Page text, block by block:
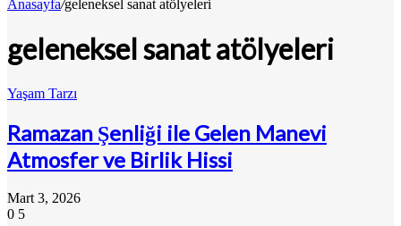
Anasayfa/geleneksel sanat atölyeleri
geleneksel sanat atölyeleri
Yaşam Tarzı
Ramazan Şenliği ile Gelen Manevi
Atmosfer ve Birlik Hissi
Mart 3, 2026
0 5